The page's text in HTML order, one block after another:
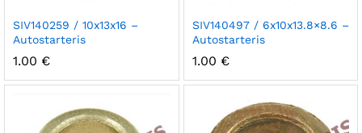
SIV140259 / 10x13x16 –
Autostarteris
1.00 €
SIV140497 / 6x10x13.8×8.6 –
Autostarteris
1.00 €